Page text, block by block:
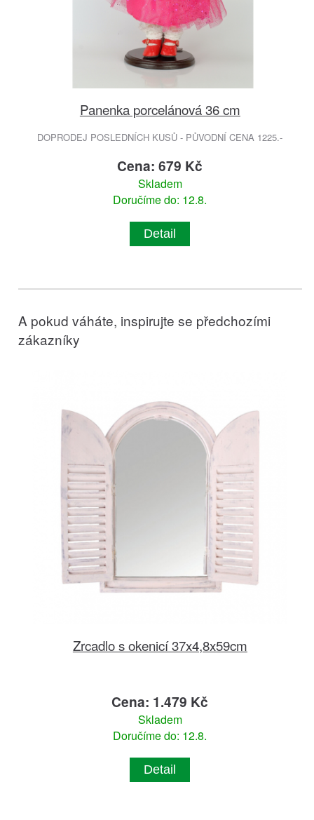
Panenka porcelánová 36 cm
DOPRODEJ POSLEDNÍCH KUSŮ - PŮVODNÍ CENA 1225.-
Cena: 679 Kč
Skladem
Doručíme do: 12.8.
Detail
A pokud váháte, inspirujte se předchozími
zákazníky
Zrcadlo s okenicí 37x4,8x59cm
Cena: 1.479 Kč
Skladem
Doručíme do: 12.8.
Detail